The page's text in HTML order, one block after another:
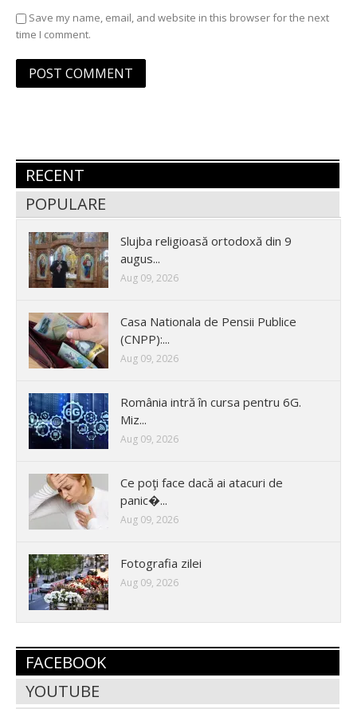
Save my name, email, and website in this browser for the next
time I comment.
RECENT
POPULARE
Slujba religioasă ortodoxă din 9
augus...
Aug 09, 2026
Casa Nationala de Pensii Publice
(CNPP):...
Aug 09, 2026
România intră în cursa pentru 6G.
Miz...
Aug 09, 2026
Ce poţi face dacă ai atacuri de
panic�...
Aug 09, 2026
Fotografia zilei
Aug 09, 2026
FACEBOOK
YOUTUBE